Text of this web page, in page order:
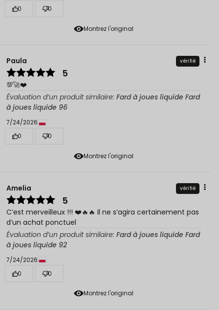
Montrez l'original
0
0
Montrez l'original
Paula vérifié
5
💯🚀❤️
Évaluation d’un produit similaire: Fard à joues liquide Fard
à joues liquide 96
7/24/2026
0
0
Montrez l'original
Amelia vérifié
5
C’est merveilleux !!! ❤️🔥🔥 Il ne s’agira certainement pas
d’un achat ponctuel
Évaluation d’un produit similaire: Fard à joues liquide Fard
à joues liquide 92
7/24/2026
0
0